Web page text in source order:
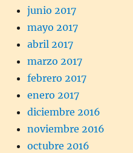
junio 2017
mayo 2017
abril 2017
marzo 2017
febrero 2017
enero 2017
diciembre 2016
noviembre 2016
octubre 2016